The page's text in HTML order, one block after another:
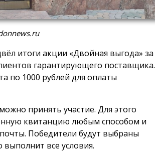
итоги акции «Двойная выгода» за
гарантирующего поставщика.
по 1000 рублей для оплаты
принять участие. Для этого
квитанцию любым способом и
Победители будут выбраны
все условия.